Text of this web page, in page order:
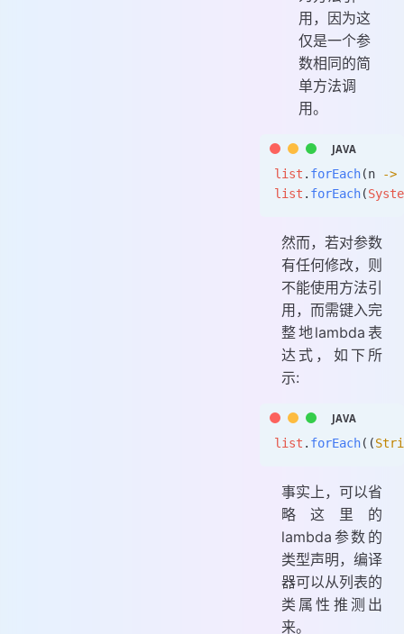
用，因为这
仅是一个参
数相同的简
单方法调
用。
list . forEach(n ->
list . forEach(
然而，若对参数
有任何修改，则
不能使用方法引
用，而需键入完
整地lambda表
达式，如下所
示:
list . forEach((
事实上，可以省
略这里的
lambda参数的
类型声明，编译
器可以从列表的
类属性推测出
来。